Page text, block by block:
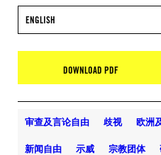
ENGLISH
DOWNLOAD PDF
审查及言论自由 歧视 欧洲
新闻自由 示威 宗教团体